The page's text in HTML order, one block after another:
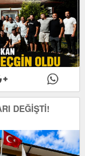
DEĞİŞTİ!